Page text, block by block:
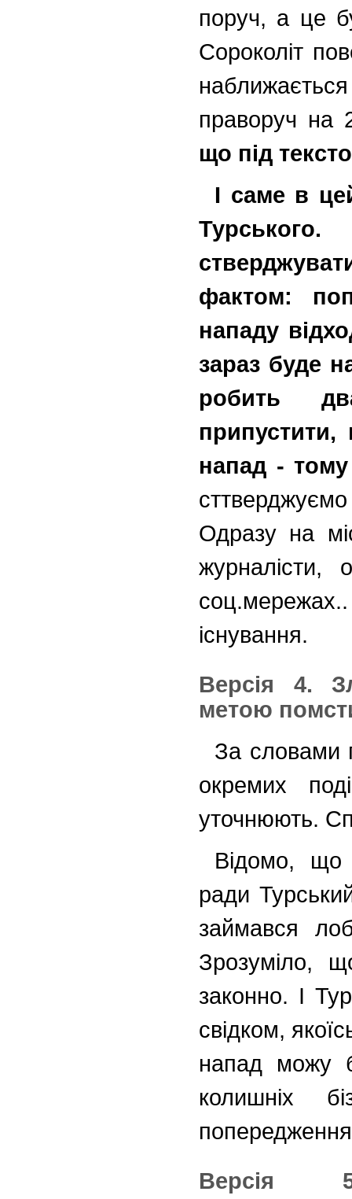
поруч, а це
Сороколіт
праворуч на
що під
І саме в
фактом:
нападу
зараз буде
робить
напад - тому
Одразу на
журналісти,
існування.
Версія 4.
метою
За словами
окремих
уточнюють.
Відомо, що
ради
займався
Зрозуміло,
законно. І
свідком,
напад можу
колишніх
Версія